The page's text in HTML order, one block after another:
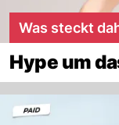
Was steckt
Hype um